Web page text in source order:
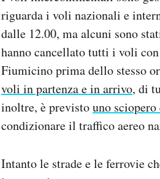
riguarda i voli nazionali e
dalle 12.00, ma alcuni sono
hanno cancellato tutti i voli
Fiumicino prima dello stesso
voli in partenza e in arrivo, di
inoltre, è previstouno
condizionare il traffico aereo
Intanto le strade e le ferrovie